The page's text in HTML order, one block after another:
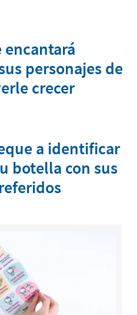
personajes de
crecer
a identificar
botella con sus